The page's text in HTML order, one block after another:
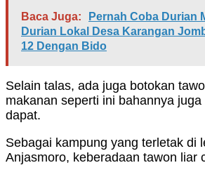
Baca Juga:
Pernah Coba Durian
Durian Lokal Desa Karangan
12 Dengan Bido
Selain talas, ada juga botokan
makanan seperti ini bahannya
dapat.
Sebagai kampung yang terletak di
Anjasmoro, keberadaan tawon liar